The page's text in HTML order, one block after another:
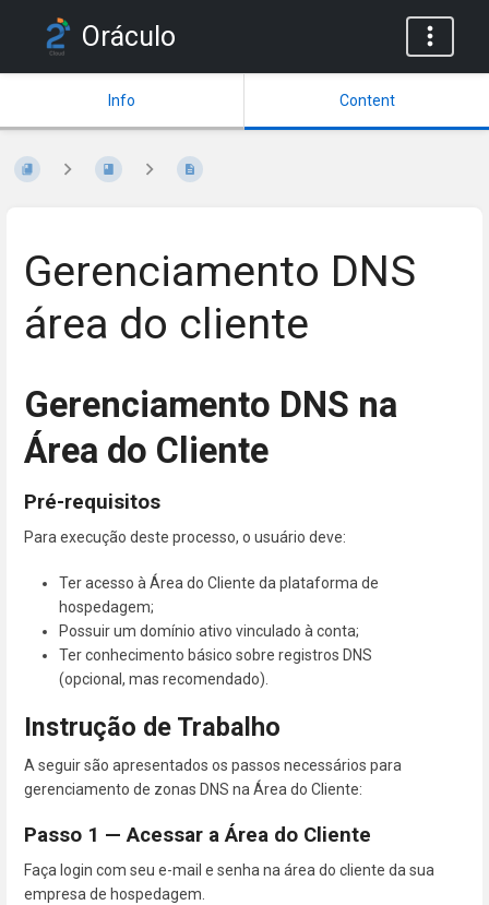
Oráculo
Info Content
Gerenciamento DNS
área do cliente
Gerenciamento DNS na
Área do Cliente
Pré-requisitos
Para execução deste processo, o usuário deve:
Ter acesso à Área do Cliente da plataforma de
hospedagem;
Possuir um domínio ativo vinculado à conta;
Ter conhecimento básico sobre registros DNS
(opcional, mas recomendado).
Instrução de Trabalho
A seguir são apresentados os passos necessários para
gerenciamento de zonas DNS na Área do Cliente:
Passo 1 — Acessar a Área do Cliente
Faça login com seu e-mail e senha na área do cliente da sua
empresa de hospedagem.